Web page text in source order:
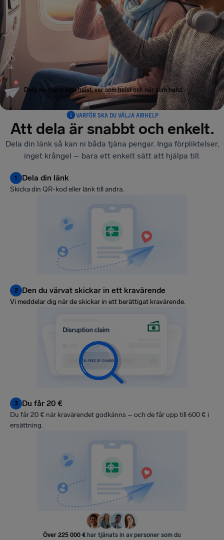
Dela med vem som helst, var som helst och när som helst.
VARFÖR SKA DU VÄLJA AIRHELP
Att dela är snabbt och enkelt.
Dela din länk så kan ni båda tjäna pengar. Inga förpliktelser,
inget krångel – bara ett enkelt sätt att hjälpa till.
1 Dela din länk
Skicka din QR-kod eller länk till andra.
2 Den du värvat skickar in ett kravärende
Vi meddelar dig när de skickar in ett berättigat kravärende.
3 Du får 20 €
Du får 20 € när kravärendet godkänns – och de får upp till 600 € i
ersättning.
Över 225 000 € har tjänats in av personer som du